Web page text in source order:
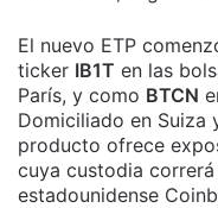
El nuevo ETP
ticker IB1T en las
París, y como BTCN
Domiciliado en Suiza
producto ofrece
cuya custodia
estadounidense